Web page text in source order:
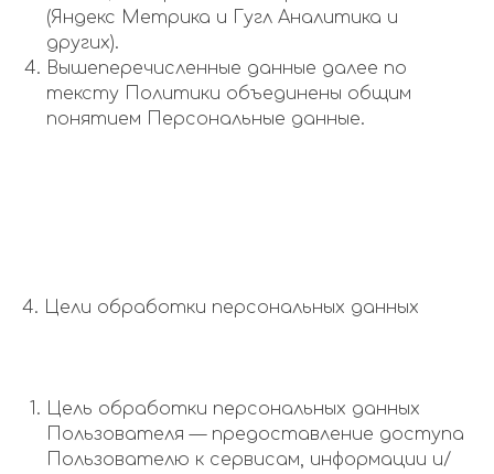
(Яндекс Метрика и Гугл Аналитика и
других).
Вышеперечисленные данные далее по
тексту Политики объединены общим
понятием Персональные данные.
4. Цели обработки персональных данных
Цель обработки персональных данных
Пользователя — предоставление доступа
Пользователю к сервисам, информации и/